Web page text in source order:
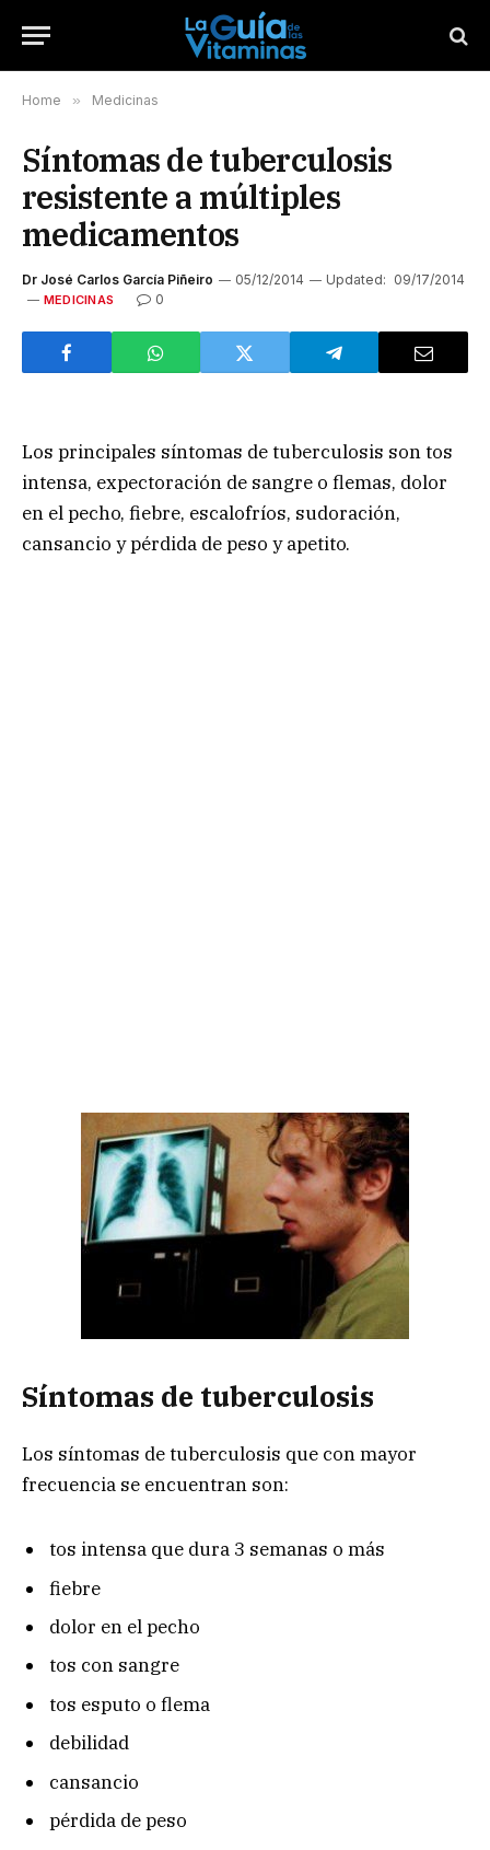
Home » Medicinas
Síntomas de tuberculosis
resistente a múltiples
medicamentos
Dr José Carlos García Piñeiro 05/12/2014 Updated: 09/17/2014
MEDICINAS 0
Los principales síntomas de tuberculosis son tos
intensa, expectoración de sangre o flemas, dolor
en el pecho, fiebre, escalofríos, sudoración,
cansancio y pérdida de peso y apetito.
Síntomas de tuberculosis
Los síntomas de tuberculosis que con mayor
frecuencia se encuentran son:
tos intensa que dura 3 semanas o más
fiebre
dolor en el pecho
tos con sangre
tos esputo o flema
debilidad
cansancio
pérdida de peso